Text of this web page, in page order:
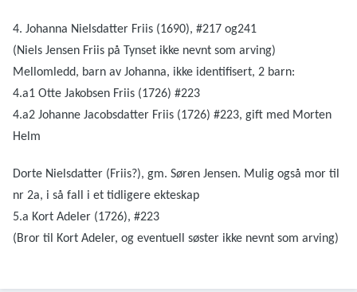
4. Johanna Nielsdatter Friis (1690), #217 og241
(Niels Jensen Friis på Tynset ikke nevnt som arving)
Mellomledd, barn av Johanna, ikke identifisert, 2 barn:
4.a1 Otte Jakobsen Friis (1726) #223
4.a2 Johanne Jacobsdatter Friis (1726) #223, gift med Morten
Helm
Dorte Nielsdatter (Friis?), gm. Søren Jensen. Mulig også mor til
nr 2a, i så fall i et tidligere ekteskap
5.a Kort Adeler (1726), #223
(Bror til Kort Adeler, og eventuell søster ikke nevnt som arving)